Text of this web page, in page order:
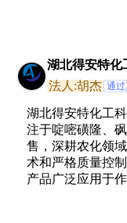
湖北得安特化
法人:胡杰 通
湖北得安特化工
注于啶嘧磺隆、
售，深耕农化领
术和严格质量控
产品广泛应用于